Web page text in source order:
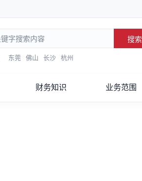
搜索
东莞 佛山 长沙 杭州
财务知识 业务范围